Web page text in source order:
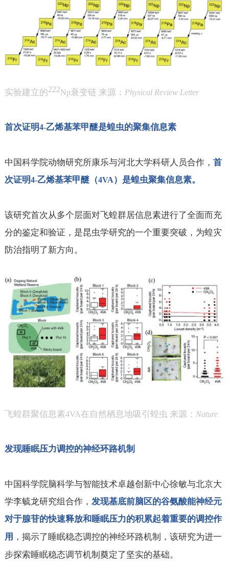
实验建立的222Np衰变链 来源： Physical Review Letter
首次证明4-乙烯基苯甲醚是蝗虫的聚集信息素
中国科学院动物研究所康乐与河北大学科研人员合作， 首
次证明4-乙烯基苯甲醚（4VA）是蝗虫聚集信息素。
该研究首次从多个层面对飞蝗群居信息素进行了全面而充
分的鉴定和验证，是昆虫学研究的一个重要突破，为蝗灾
防治指明了新方向。
飞蝗群聚信息素4VA在自然栖息地吸引蝗虫 来源： Nature
发现睡眠压力调控的神经环路机制
中国科学院脑科学与智能技术卓越创新中心徐敏与北京大
学李毓龙研究组合作， 发现基底前脑区的谷氨酸能神经元
对于腺苷的快速释放和睡眠压力的积累起着重要的调控作
用 ，揭示了睡眠稳态调控的神经环路机制，该研究为进一
步探索睡眠稳态调节机制奠定了坚实的基础。